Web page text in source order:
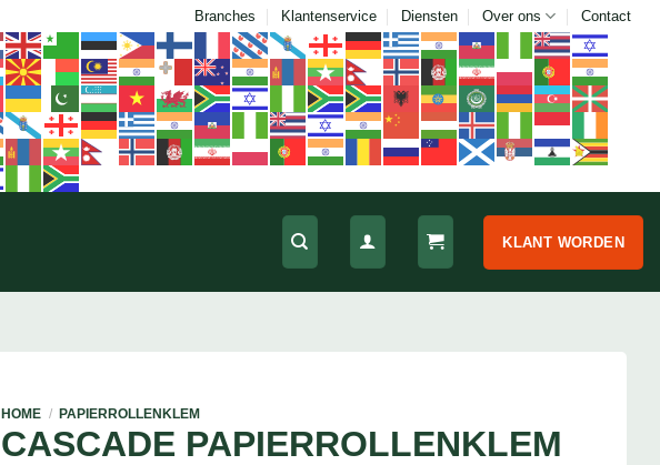
Branches Klantenservice Diensten Over ons Contact
KLANT WORDEN
HOME / PAPIERROLLENKLEM
CASCADE PAPIERROLLENKLEM